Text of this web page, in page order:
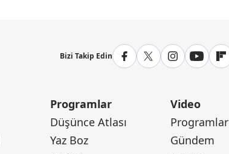
Bizi Takip Edin
Programlar
Düşünce Atlası
Yaz Boz
Video
Programlar
Gündem